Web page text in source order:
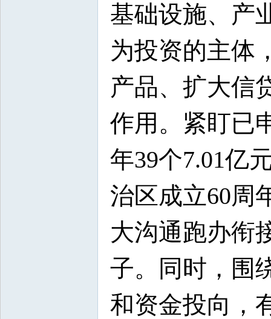
基础设施、产
为投资的主体
产品、扩大信
作用。紧盯已
年39个7.01亿
治区成立60周
大沟通跑办衔
子。同时，围
和资金投向，